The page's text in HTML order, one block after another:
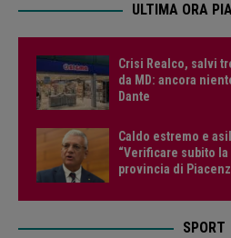
ULTIMA ORA
Crisi Realco, salvi
da MD: ancora
Dante
Caldo estremo e
“Verificare subito
provincia di
SPORT